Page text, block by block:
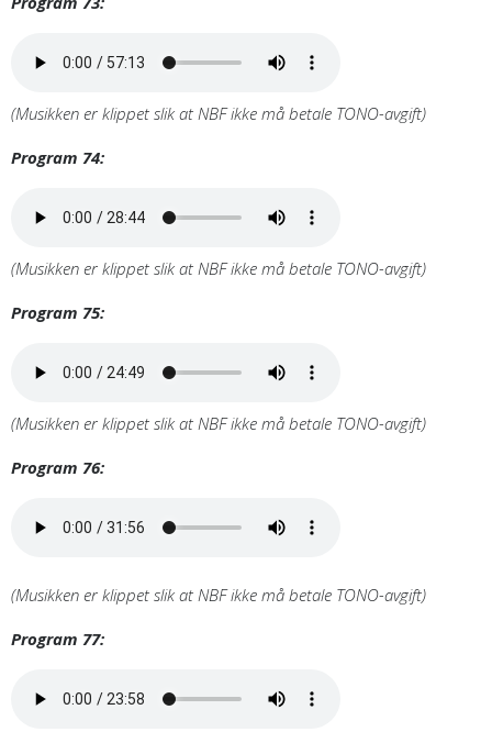
(Musikken er klippet slik at NBF ikke må betale TONO-avgift)
Program 74:
(Musikken er klippet slik at NBF ikke må betale TONO-avgift)
Program 75:
(Musikken er klippet slik at NBF ikke må betale TONO-avgift)
Program 76:
(Musikken er klippet slik at NBF ikke må betale TONO-avgift)
Program 77: